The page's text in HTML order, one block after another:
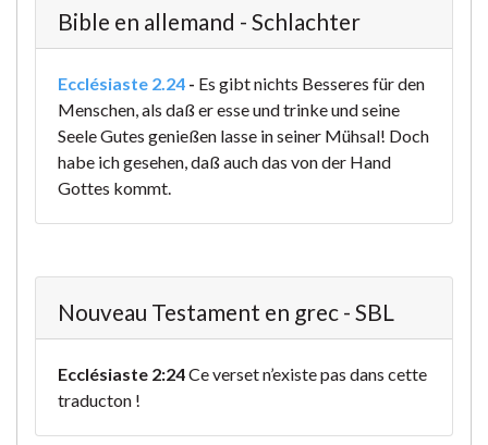
Bible en allemand - Schlachter
Ecclésiaste 2.24 - Es gibt nichts Besseres für den
Menschen, als daß er esse und trinke und seine
Seele Gutes genießen lasse in seiner Mühsal! Doch
habe ich gesehen, daß auch das von der Hand
Gottes kommt.
Nouveau Testament en grec - SBL
Ecclésiaste 2:24Ce verset n’existe pas dans cette
traducton !